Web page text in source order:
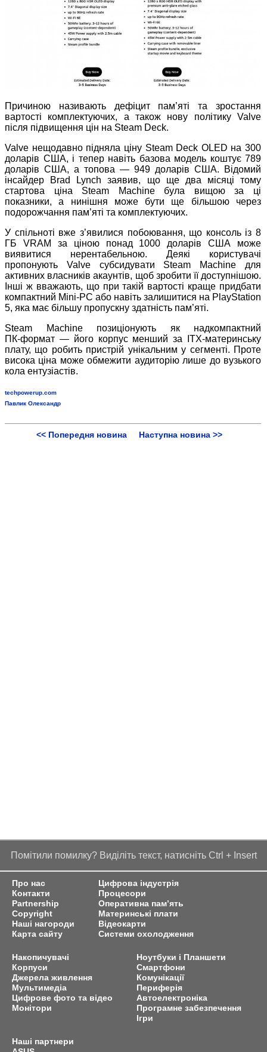
Причиною називають дефіцит пам’яті та зростання
вартості комплектуючих, а також нову політику Valve
після підвищення цін на Steam Deck.
Valve нещодавно підняла ціну Steam Deck OLED на 300
доларів США, і тепер навіть базова модель коштує 789
доларів США, а топова — 949 доларів США. Відомий
інсайдер Brad Lynch заявив, що ще два місяці тому
стартова ціна Steam Machine була вищою за ці
показники, а нинішня може бути ще більшою через
подорожчання пам’яті та комплектуючих.
У спільноті вже з’явилися побоювання, що консоль із 8
ГБ VRAM за ціною понад 1000 доларів США може
виявитися нерентабельною. Деякі користувачі
пропонують Valve субсидувати Steam Machine для
активних власників акаунтів, щоб зробити її доступнішою.
Інші ж вважають, що при такій вартості краще придбати
компактний Mini‑PC або навіть залишитися на PlayStation
5, яка має більшу пропускну здатність пам’яті.
Steam Machine позиціонують як надкомпактний
ПК‑формат — його корпус менший за ITX‑материнську
плату, що робить пристрій унікальним у сегменті. Проте
висока ціна може обмежити аудиторію лише до вузького
кола ентузіастів.
techpowerup.com
Павлик Олександр
<< Попередня новина Наступна новина >>
Помітили помилку? Виділіть текст, натисніть Ctrl + Insert
Про нас
Контакти
Partnership
Copyright
Наші нагороди
Карта сайту
Цифрова індустрія
Процесори
Оперативна пам’ять
Материнські плати
Відеокарти
Системи охолодження
Накопичувачі
Корпуси
Джерела живлення
Мультимедіа
Цифрове фото та відео
Монітори
Ноутбуки і Планшети
Смартфони
Комунікації
Периферія
Автоелектроніка
Програмне забезпечення
Ігри
Наші партнери